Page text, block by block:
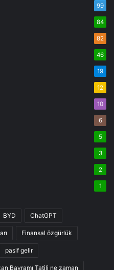
99
84
82
46
19
12
10
6
5
3
2
1
BYD ChatGPT
Finansal özgürlük
pasif gelir
Bayramı Tatili ne zaman